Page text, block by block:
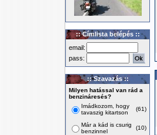
:: Címlista belépés ::
email:
pass:
:: Szavazás ::
Milyen hatással van rád a
benzináresés?
Imádkozom, hogy
tavaszig kitartson
(61)
Már a kád is csurig
benzinnel
(10)